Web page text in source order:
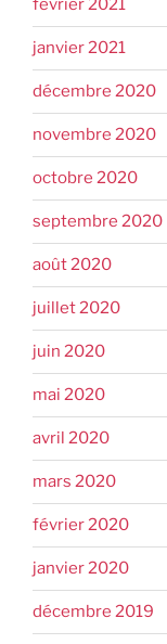
février 2021
janvier 2021
décembre 2020
novembre 2020
octobre 2020
septembre 2020
août 2020
juillet 2020
juin 2020
mai 2020
avril 2020
mars 2020
février 2020
janvier 2020
décembre 2019